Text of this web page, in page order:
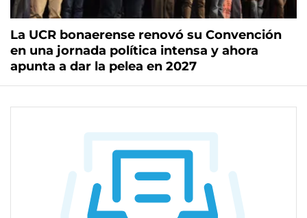
La UCR bonaerense renovó su Convención
en una jornada política intensa y ahora
apunta a dar la pelea en 2027